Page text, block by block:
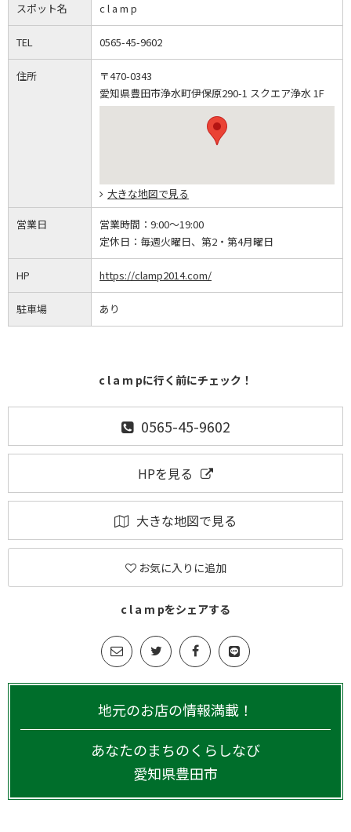
スポット名 c l a m p
TEL 0565-45-9602
住所
〒470-0343
愛知県豊田市浄水町伊保原290-1 スクエア浄水 1F
大きな地図で見る
営業日 営業時間： 9:00～19:00
定休日： 毎週火曜日、第2・第4月曜日
HP https://clamp2014.com/
駐車場 あり
c l a m pに行く前にチェック！
0565-45-9602
HPを見る
大きな地図で見る
お気に入りに追加
c l a m pをシェアする
地元のお店の情報満載！
あなたのまちのくらしなび
愛知県豊田市